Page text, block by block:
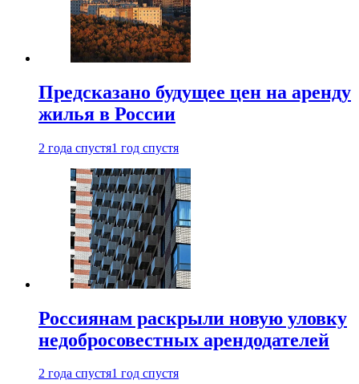
Предсказано будущее цен на аренду
жилья в России
2 года спустя1 год спустя
Россиянам раскрыли новую уловку
недобросовестных арендодателей
2 года спустя1 год спустя